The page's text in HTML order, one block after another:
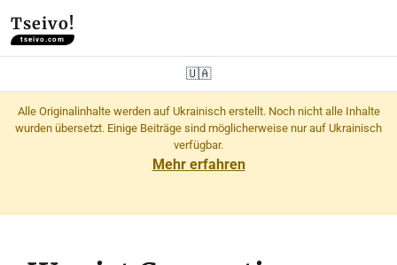
Tseivo!
tseivo.com
🇺🇦
Alle Originalinhalte werden auf Ukrainisch erstellt. Noch nicht alle Inhalte
wurden übersetzt. Einige Beiträge sind möglicherweise nur auf Ukrainisch
verfügbar.
Mehr erfahren